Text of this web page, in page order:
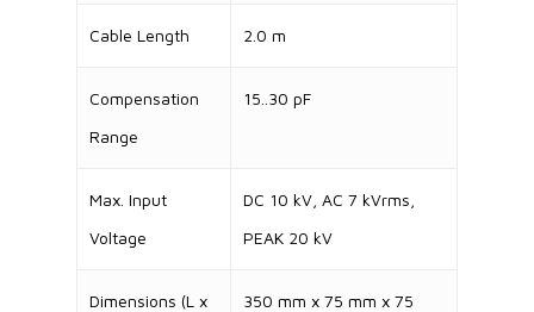
Cable Length 2.0 m
Compensation
Range
15..30 pF
Max. Input
Voltage
DC 10 kV, AC 7 kVrms,
PEAK 20 kV
Dimensions (L x
350 mm x 75 mm x 75